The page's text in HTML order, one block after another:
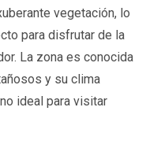
vegetación, lo
para disfrutar de la
La zona es conocida
y su clima
ideal para visitar